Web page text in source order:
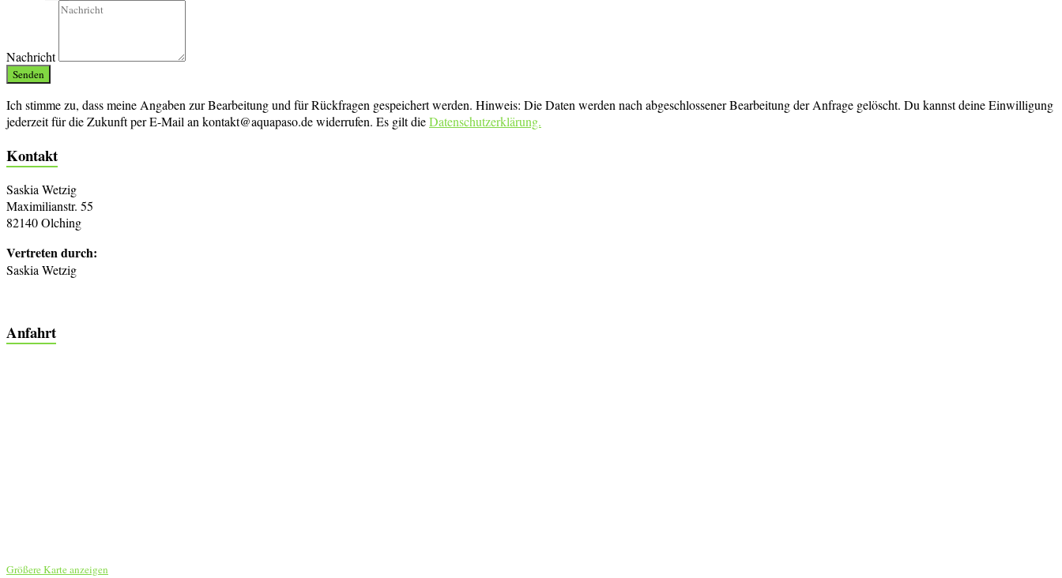
Nachricht
Senden
Ich stimme zu, dass meine Angaben zur Bearbeitung und für Rückfragen gespeichert werden. Hinweis: Die Daten werden nach abgeschlossener Bearbeitung der Anfrage gelöscht. Du kannst deine Einwilligung
jederzeit für die Zukunft per E-Mail an kontakt@aquapaso.de widerrufen. Es gilt dieDatenschutzerklärung.
Kontakt
Saskia Wetzig
Maximilianstr. 55
82140 Olching
Vertreten durch:
Saskia Wetzig
Anfahrt
Größere Karte anzeigen